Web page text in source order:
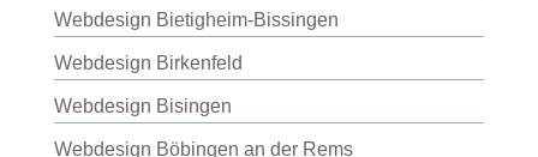
Webdesign Bietigheim-Bissingen
Webdesign Birkenfeld
Webdesign Bisingen
Webdesign Böbingen an der Rems